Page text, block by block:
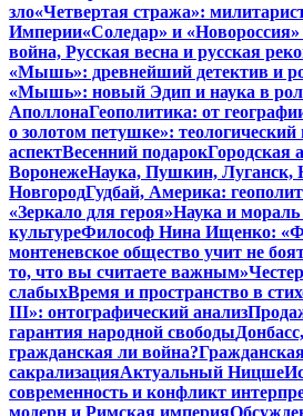
зло«Четвертая стража»:
Империи«Соледар» и
война, Русская весна и русская
«Мышь»: древнейший детектив и
«Мышь»: новый Эдип и наука в
АполлонаГеополитика: от
о золотом петушке»:
аспектВесенний подарокГородская
ВоронежеНаука, Пушкин, Луганск,
НовгородГудбай, Америка:
«Зеркало для героя»Наука и мораль
культуреФилософ Нина Ищенко:
монтеневское общество учит не
то, что вы считаете важным»
слабыхВремя и пространство в
III»: онтографический анализ
гарантия народной свободы
гражданская ли война?
сакрализацияАктуальный Ницше
современность и конфликт
модерн и Римская империя